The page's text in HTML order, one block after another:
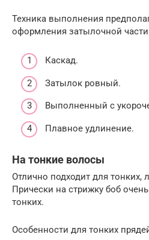
Техника выполнения
оформления затылочной
Каскад.
Затылок ровный.
Выполненный с
Плавное удлинение.
На тонкие волосы
Отлично подходит для тонких,
Прически на стрижку боб
тонких.
Особенности для тонких